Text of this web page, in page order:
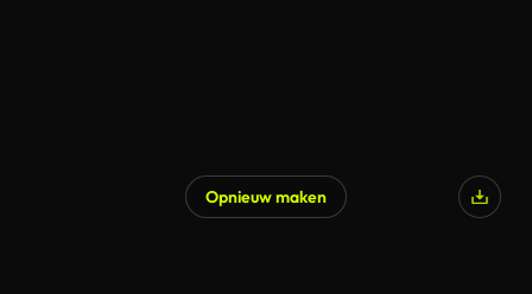
Opnieuw maken